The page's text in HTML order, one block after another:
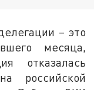
– это
месяца,
отказалась
российской